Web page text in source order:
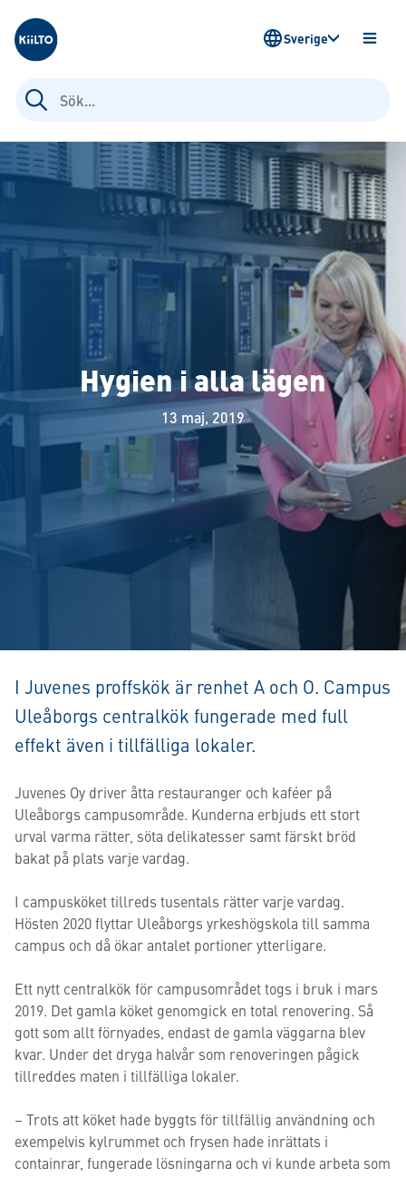
Kiilto Sweden
Sök
efter:
Sverige
Hygien i alla lägen
13 maj, 2019
I Juvenes proffskök är renhet A och O. Campus
Uleåborgs centralkök fungerade med full
effekt även i tillfälliga lokaler.
Juvenes Oy driver åtta restauranger och kaféer på
Uleåborgs campusområde. Kunderna erbjuds ett stort
urval varma rätter, söta delikatesser samt färskt bröd
bakat på plats varje vardag.
I campusköket tillreds tusentals rätter varje vardag.
Hösten 2020 flyttar Uleåborgs yrkeshögskola till samma
campus och då ökar antalet portioner ytterligare.
Ett nytt centralkök för campusområdet togs i bruk i mars
2019. Det gamla köket genomgick en total renovering. Så
gott som allt förnyades, endast de gamla väggarna blev
kvar. Under det dryga halvår som renoveringen pågick
tillreddes maten i tillfälliga lokaler.
– Trots att köket hade byggts för tillfällig användning och
exempelvis kylrummet och frysen hade inrättats i
containrar, fungerade lösningarna och vi kunde arbeta som